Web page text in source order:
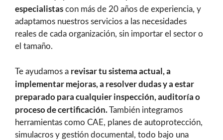
especialistas con más de 20 años de experiencia, y
adaptamos nuestros servicios a las necesidades
reales de cada organización, sin importar el sector o
el tamaño.
Te ayudamos a revisar tu sistema actual, a
implementar mejoras, a resolver dudas y a estar
preparado para cualquier inspección, auditoría o
proceso de certificación.También integramos
herramientas como CAE, planes de autoprotección,
simulacros y gestión documental, todo bajo una